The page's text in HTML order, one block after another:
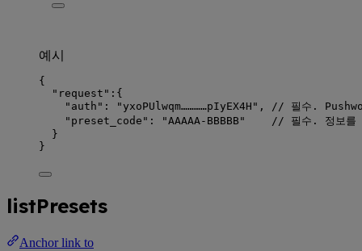
예시
{
"request" :{
"auth" : " yxoPUlwqm…………pIyEX4H " , // 필수.
"preset_code" : "AAAAA-BBBBB "
// 필수. 정보를
}
}
listPresets
Anchor link to